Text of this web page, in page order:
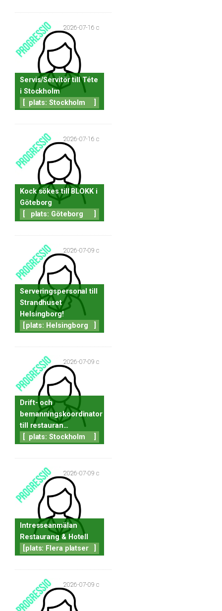
2026-07-16 c
Servis/Servitör till Téte
i Stockholm
plats: Stockholm
2026-07-16 c
Kock sökes till BLOKK i
Göteborg
plats: Göteborg
2026-07-09 c
Serveringspersonal till
Strandhuset
Helsingborg!
plats: Helsingborg
2026-07-09 c
Drift- och
bemanningskoordinator
till restauran…
plats: Stockholm
2026-07-09 c
Intresseanmälan
Restaurang & Hotell
plats: Flera platser
2026-07-09 c